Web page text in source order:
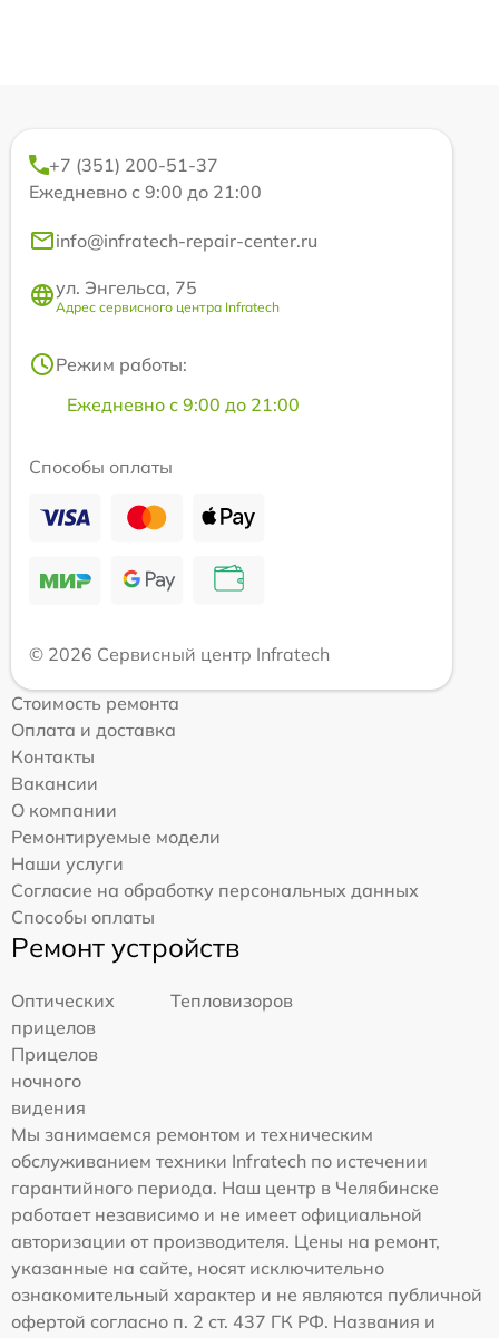
+7 (351) 200-51-37
Ежедневно с 9:00 до 21:00
info@infratech-repair-center.ru
ул. Энгельса, 75
Адрес сервисного центра Infratech
Режим работы:
Ежедневно с 9:00 до 21:00
Способы оплаты
© 2026 Сервисный центр Infratech
Стоимость ремонта
Оплата и доставка
Контакты
Вакансии
О компании
Ремонтируемые модели
Наши услуги
Согласие на обработку персональных данных
Способы оплаты
Ремонт устройств
Оптических
прицелов
Тепловизоров
Прицелов
ночного
видения
Мы занимаемся ремонтом и техническим
обслуживанием техники Infratech по истечении
гарантийного периода. Наш центр в Челябинске
работает независимо и не имеет официальной
авторизации от производителя. Цены на ремонт,
указанные на сайте, носят исключительно
ознакомительный характер и не являются публичной
офертой согласно п. 2 ст. 437 ГК РФ. Названия и